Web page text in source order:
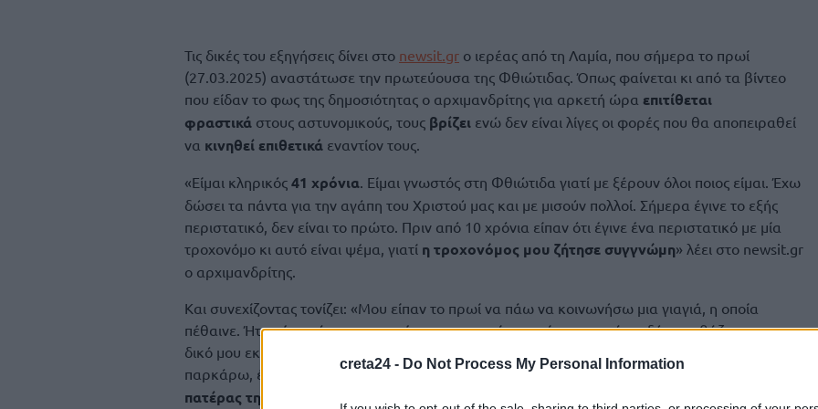
creta24 - Do Not Process My Personal Information
Τις δικές του εξηγήσεις δίνει στο newsit.gr ο ιερέας από τη Λαμία, που σήμερα το πρωί
(27.03.2025) αναστάτωσε την πρωτεύουσα της Φθιώτιδας. Όπως φαίνεται κι από τα βίντεο
που είδαν το φως της δημοσιότητας ο αρχιμανδρίτης για αρκετή ώρα επιτίθεται
φραστικά στους αστυνομικούς, τους βρίζει ενώ δεν είναι λίγες οι φορές που θα αποπειραθεί
να κινηθεί επιθετικά εναντίον τους.
«Είμαι κληρικός 41 χρόνια. Είμαι γνωστός στη Φθιώτιδα γιατί με ξέρουν όλοι ποιος είμαι. Έχω
δώσει τα πάντα για την αγάπη του Χριστού μας και με μισούν πολλοί. Σήμερα έγινε το εξής
περιστατικό, δεν είναι το πρώτο. Πριν από 10 χρόνια είπαν ότι έγινε ένα περιστατικό με μία
τροχονόμο κι αυτό είναι ψέμα, γιατί η τροχονόμος μου ζήτησε συγγνώμη» λέει στο newsit.gr
o αρχιμανδρίτης.
Και συνεχίζοντας τονίζει: «Μου είπαν το πρωί να πάω να κοινωνήσω μια γιαγιά, η οποία
πέθαινε. Ήταν ένα πάρκινγκ για τέσσερα αυτοκίνητα, είχαν παρκάρει δύο και βάζω και το
δικό μου εκεί. Και είχα και ένα ταγάρι με τη θεία κοινωνία και κατεβαίνω. Πριν ακόμα
παρκάρω, έρχεται μια άλλη κοπέλα η οποία τώρα κατάλαβα ποια είναι. Μου είπαν ότι είναι
πατέρας της αστυνομικός